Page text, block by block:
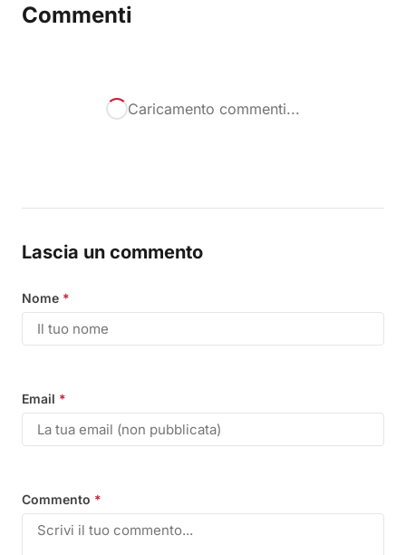
Commenti
Caricamento commenti...
Lascia un commento
Nome *
Email *
Commento *